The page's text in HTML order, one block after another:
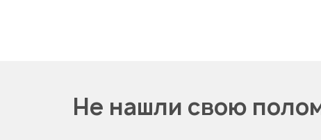
Не нашли свою